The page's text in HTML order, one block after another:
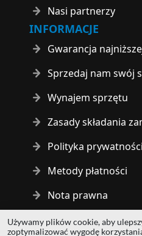
Nasi partnerzy
INFORMACJE
Gwarancja
Sprzedaj nam swój
Wynajem sprzętu
Zasady składania
Polityka prywatności
Metody płatności
Nota prawna
Copyright © 2014 - 2026 MS
Używamy plików cookie, aby
zoptymalizować wygodę